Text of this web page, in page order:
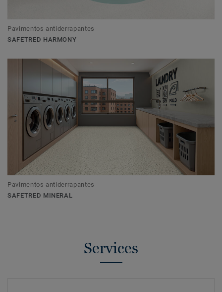
Pavimentos antiderrapantes
SAFETRED HARMONY
Pavimentos antiderrapantes
SAFETRED MINERAL
Services